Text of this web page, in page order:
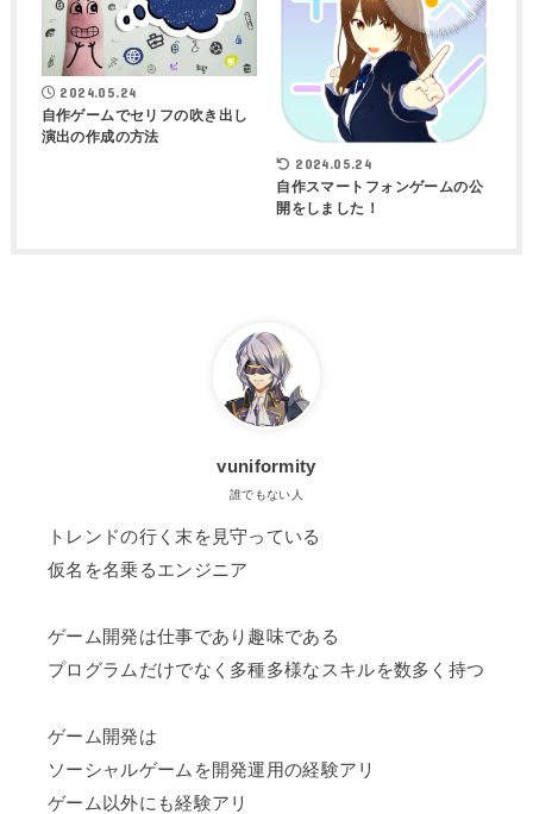
2024.05.24
自作ゲームでセリフの吹き出し
演出の作成の方法
2024.05.24
自作スマートフォンゲームの公
開をしました！
vuniformity
誰でもない人
トレンドの行く末を見守っている
仮名を名乗るエンジニア
ゲーム開発は仕事であり趣味である
プログラムだけでなく多種多様なスキルを数多く持つ
ゲーム開発は
ソーシャルゲームを開発運用の経験アリ
ゲーム以外にも経験アリ